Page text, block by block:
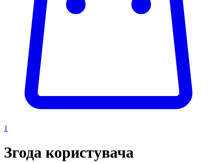
1
Згода користувача